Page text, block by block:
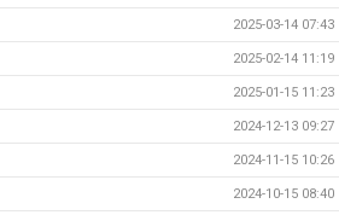
2025-03-14 07:43
2025-02-14 11:19
2025-01-15 11:23
2024-12-13 09:27
2024-11-15 10:26
2024-10-15 08:40